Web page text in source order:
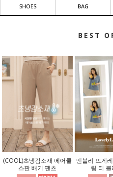
SHOES BAG
BEST
(COOL)초냉감소재 에어쿨
스판 배기 팬츠
엔블리 뜨게
링 티